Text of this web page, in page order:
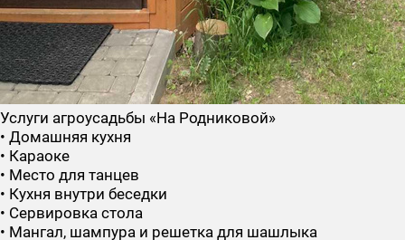
Услуги агроусадьбы «На Родниковой»
• Домашняя кухня
• Караоке
• Место для танцев
• Кухня внутри беседки
• Сервировка стола
• Мангал, шампура и решетка для шашлыка